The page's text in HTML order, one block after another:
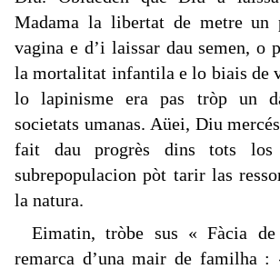
Madama la libertat de metre un
vagina e d’i laissar dau semen, o
la mortalitat infantila e lo biais de
lo lapinisme era pas tròp un
societats umanas. Aüei, Diu
fait dau progrès dins tots
subrepopulacion pòt tarir las
la natura.
Eimatin, tròbe sus « Fàcia
remarca d’una mair de familha :